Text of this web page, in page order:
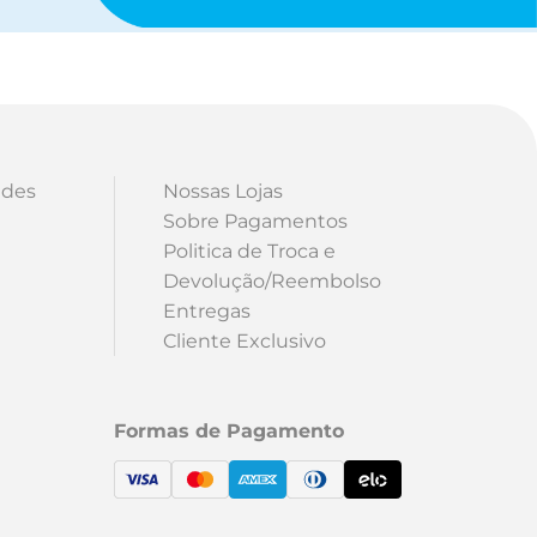
Nossas Lojas
Sobre Pagamentos
Politica de Troca e
Devolução/Reembolso
Entregas
Cliente Exclusivo
Formas de Pagamento